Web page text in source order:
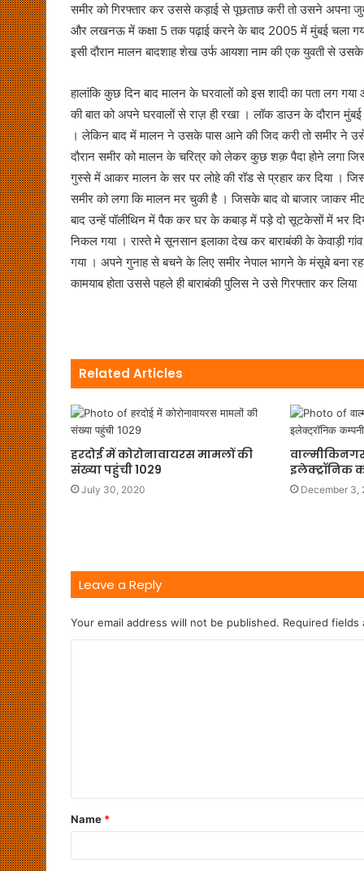
समीर को गिरफ्तार कर उससे कड़ाई से पूछताछ करी तो उसने अपना
और लखनऊ में कक्षा 5 तक पढ़ाई करने के बाद 2005 में मुंबई चला
इसी दौरान मालन बादशाह शेख उर्फ आयशा नाम की एक युवती से उसके
हालांकि कुछ दिन बाद मालन के घरवालों को इस शादी का पता लग
की बात को अपने घरवालों से राज़ ही रखा । लॉक डाउन के दौरान
। लेकिन बाद में मालन ने उसके पास आने की जिद करी तो समीर
दौरान समीर को मालन के चरित्र को लेकर कुछ शक़ पैदा होने लगा
गुस्से में आकर मालन के सर पर लोहे की रॉड से प्रहार कर दिया ।
समीर को लगा कि मालन मर चुकी है । जिसके बाद वो बाजार
बाद उन्हें पॉलीथिन में पैक कर घर के कबाड़ में पड़े दो सूटकेसों में भर
निकल गया । रास्ते मे सूनसान इलाका देख कर बाराबंकी के केवाड़ी
गया । अपने गुनाह से बचने के लिए समीर नेपाल भागने के मंसूबे बना
कामयाब होता उससे पहले ही बाराबंकी पुलिस ने उसे गिरफ्तार कर लिया
Related Articles
हरदोई में कोरोनावायरस मामलों की
संख्या पहुंची 1029
July 30, 2020
इलेक्ट्रॉनिक
December 3,
Leave a Reply
Your email address will not be published. Required fields
Name *